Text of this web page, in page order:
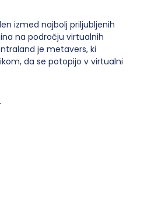
izmed najbolj priljubljenih
na področju virtualnih
je metavers, ki
da se potopijo v virtualni